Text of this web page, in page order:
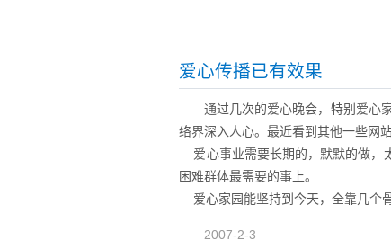
爱心传播已有效果
通过几次的爱心晚会，特别爱心
络界深入人心。最近看到其他一些网
爱心事业需要长期的，默默的做，
困难群体最需要的事上。
爱心家园能坚持到今天，全靠几个
2007-2-3